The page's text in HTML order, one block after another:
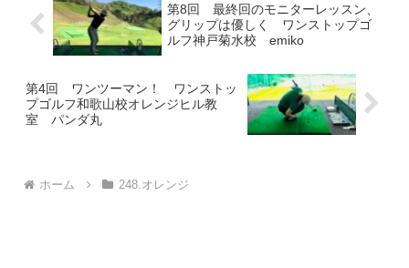
第8回 最終回のモニターレッスン、
グリップは優しく ワンストップゴ
ルフ神戸菊水校 emiko
第4回 ワンツーマン！ ワンストッ
プゴルフ和歌山校オレンジヒル教
室 パンダ丸
ホーム 248.オレンジ